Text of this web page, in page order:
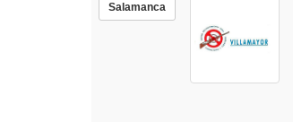
Salamanca